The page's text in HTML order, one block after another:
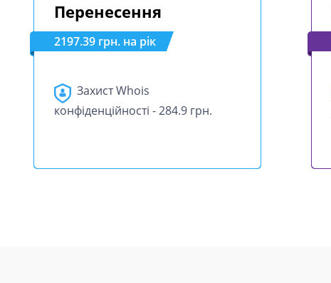
Перенесення
2197.39 грн. на рік
Захист Whois
конфіденційності - 284.9 грн.